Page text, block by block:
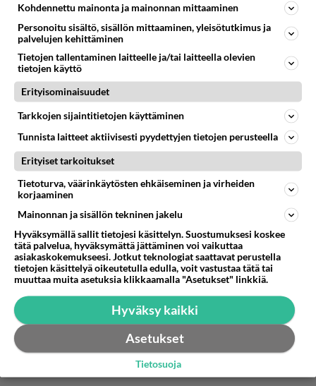
MUUT LIITTYMÄT Ei vastauksia
En saa viestejä lähetettyä
Eli puhelimeeni pystyy soittamaan ja tulee tekstarit.
Itse pystyn myös soittamaan, mutta viestit ei lähde
04.11.2009 17:10
Kohdennettu mainonta ja mainonnan mittaaminen
Personoitu sisältö, sisällön mittaaminen, yleisötutkimus ja
palvelujen kehittäminen
Tietojen tallentaminen laitteelle ja/tai laitteella olevien
tietojen käyttö
Erityisominaisuudet
Tarkkojen sijaintitietojen käyttäminen
Tunnista laitteet aktiivisesti pyydettyjen tietojen perusteella
Erityiset tarkoitukset
Tietoturva, väärinkäytösten ehkäiseminen ja virheiden
korjaaminen
Mainonnan ja sisällön tekninen jakelu
Hyväksymällä sallit tietojesi käsittelyn. Suostumuksesi koskee
tätä palvelua, hyväksymättä jättäminen voi vaikuttaa
asiakaskokemukseesi. Jotkut teknologiat saattavat perustella
tietojen käsittelyä oikeutetulla edulla, voit vastustaa tätä tai
muuttaa muita asetuksia klikkaamalla "Asetukset" linkkiä.
Hyväksy kaikki
Asetukset
Tietosuoja